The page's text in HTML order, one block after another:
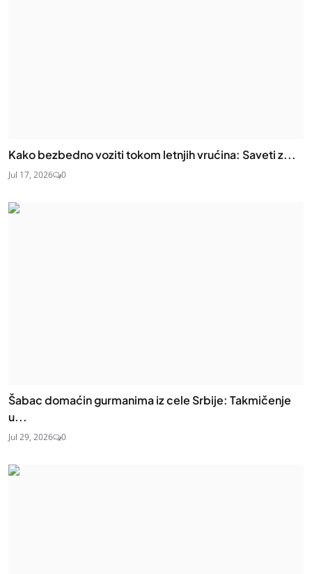
Kako bezbedno voziti tokom letnjih vrućina: Saveti z...
Jul 17, 2026 0
Šabac domaćin gurmanima iz cele Srbije: Takmičenje
u...
Jul 29, 2026 0